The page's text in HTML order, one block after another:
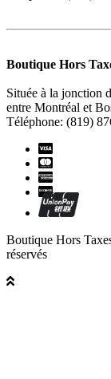
Boutique Hors
Située à la jonction
entre Montréal et
Téléphone: (819)
Boutique Hors
réservés